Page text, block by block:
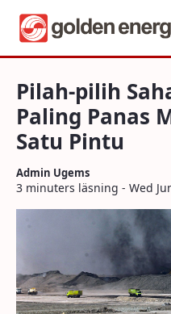
Pilah-pilih Saham
Pilah-pilih
Paling Panas
Satu Pintu
Admin Ugems
3 minuters läsning - Wed